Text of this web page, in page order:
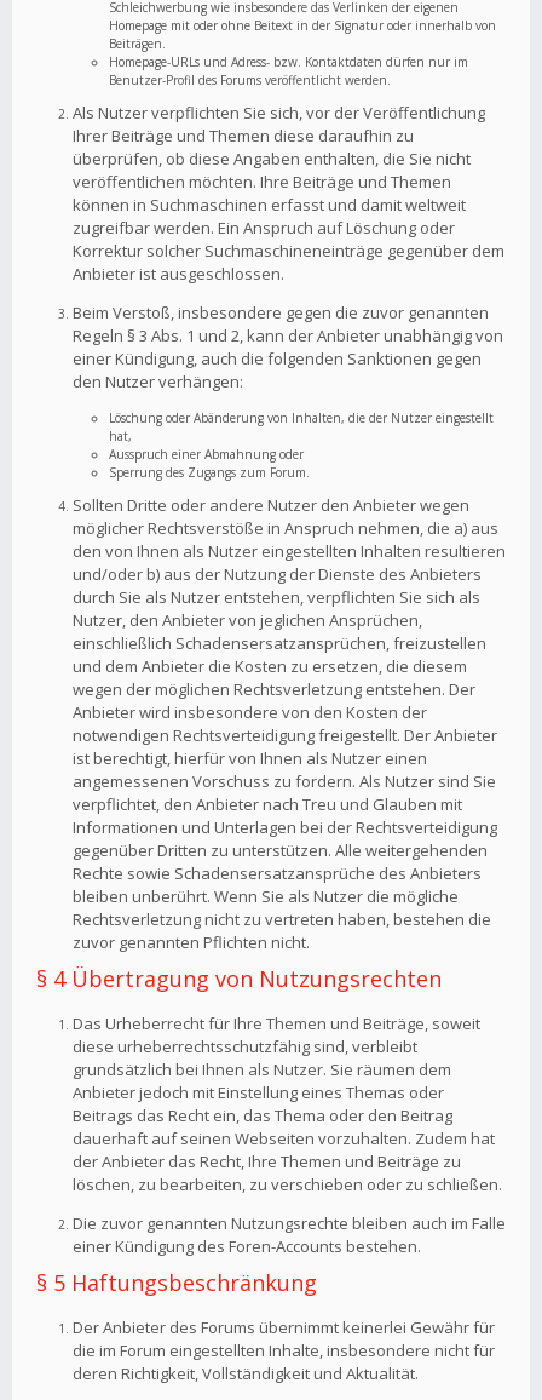
Schleichwerbung wie insbesondere das Verlinken der eigenen
Homepage mit oder ohne Beitext in der Signatur oder innerhalb von
Beiträgen.
Homepage-URLs und Adress- bzw. Kontaktdaten dürfen nur im
Benutzer-Profil des Forums veröffentlicht werden.
Als Nutzer verpflichten Sie sich, vor der Veröffentlichung
Ihrer Beiträge und Themen diese daraufhin zu
überprüfen, ob diese Angaben enthalten, die Sie nicht
veröffentlichen möchten. Ihre Beiträge und Themen
können in Suchmaschinen erfasst und damit weltweit
zugreifbar werden. Ein Anspruch auf Löschung oder
Korrektur solcher Suchmaschineneinträge gegenüber dem
Anbieter ist ausgeschlossen.
Beim Verstoß, insbesondere gegen die zuvor genannten
Regeln § 3 Abs. 1 und 2, kann der Anbieter unabhängig von
einer Kündigung, auch die folgenden Sanktionen gegen
den Nutzer verhängen:
Löschung oder Abänderung von Inhalten, die der Nutzer eingestellt
hat,
Ausspruch einer Abmahnung oder
Sperrung des Zugangs zum Forum.
Sollten Dritte oder andere Nutzer den Anbieter wegen
möglicher Rechtsverstöße in Anspruch nehmen, die a) aus
den von Ihnen als Nutzer eingestellten Inhalten resultieren
und/oder b) aus der Nutzung der Dienste des Anbieters
durch Sie als Nutzer entstehen, verpflichten Sie sich als
Nutzer, den Anbieter von jeglichen Ansprüchen,
einschließlich Schadensersatzansprüchen, freizustellen
und dem Anbieter die Kosten zu ersetzen, die diesem
wegen der möglichen Rechtsverletzung entstehen. Der
Anbieter wird insbesondere von den Kosten der
notwendigen Rechtsverteidigung freigestellt. Der Anbieter
ist berechtigt, hierfür von Ihnen als Nutzer einen
angemessenen Vorschuss zu fordern. Als Nutzer sind Sie
verpflichtet, den Anbieter nach Treu und Glauben mit
Informationen und Unterlagen bei der Rechtsverteidigung
gegenüber Dritten zu unterstützen. Alle weitergehenden
Rechte sowie Schadensersatzansprüche des Anbieters
bleiben unberührt. Wenn Sie als Nutzer die mögliche
Rechtsverletzung nicht zu vertreten haben, bestehen die
zuvor genannten Pflichten nicht.
§ 4 Übertragung von Nutzungsrechten
Das Urheberrecht für Ihre Themen und Beiträge, soweit
diese urheberrechtsschutzfähig sind, verbleibt
grundsätzlich bei Ihnen als Nutzer. Sie räumen dem
Anbieter jedoch mit Einstellung eines Themas oder
Beitrags das Recht ein, das Thema oder den Beitrag
dauerhaft auf seinen Webseiten vorzuhalten. Zudem hat
der Anbieter das Recht, Ihre Themen und Beiträge zu
löschen, zu bearbeiten, zu verschieben oder zu schließen.
Die zuvor genannten Nutzungsrechte bleiben auch im Falle
einer Kündigung des Foren-Accounts bestehen.
§ 5 Haftungsbeschränkung
Der Anbieter des Forums übernimmt keinerlei Gewähr für
die im Forum eingestellten Inhalte, insbesondere nicht für
deren Richtigkeit, Vollständigkeit und Aktualität.